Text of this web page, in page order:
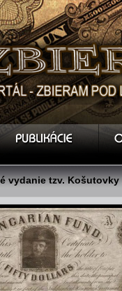
vydanie tzv. Košutovky